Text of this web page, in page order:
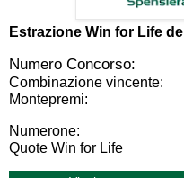
Estrazione Win for Life del
Numero Concorso:
Combinazione vincente:
Montepremi:
Numerone:
Quote Win for Life